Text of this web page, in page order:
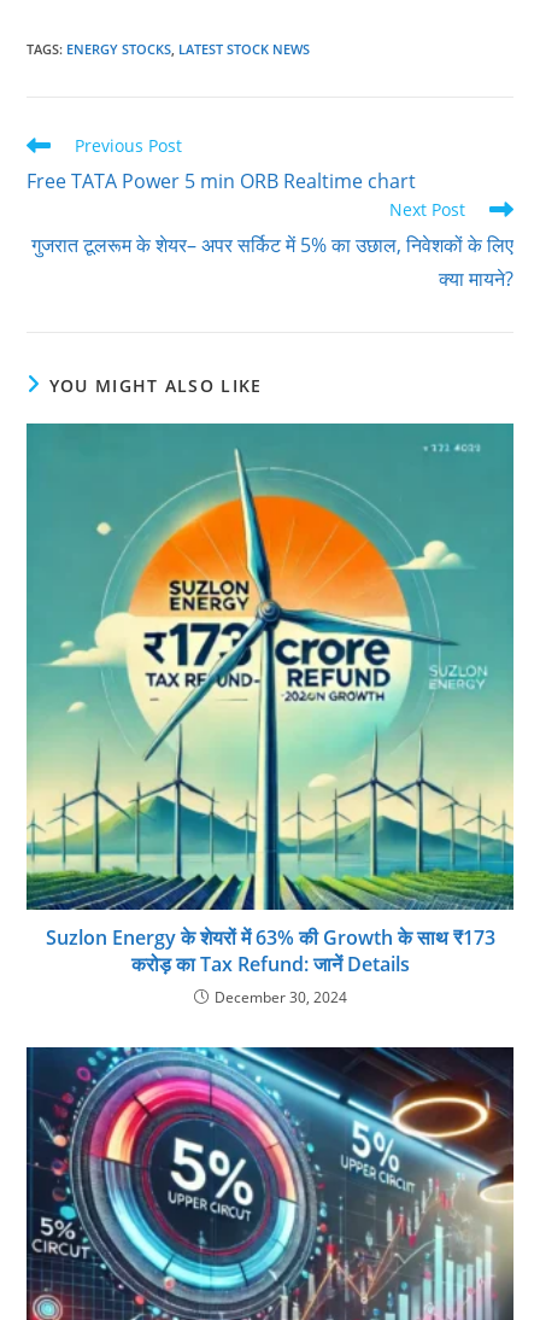
TAGS: ENERGY STOCKS, LATEST STOCK NEWS
Read
articles
Previous Post
Free TATA Power 5 min ORB Realtime chart
Next Post
गुजरात टूलरूम के शेयर– अपर सर्किट में 5% का उछाल, निवेशकों के लिए
क्या मायने?
YOU MIGHT ALSO LIKE
Suzlon Energy के शेयरों में 63% की Growth के साथ ₹173
करोड़ का Tax Refund: जानें Details
December 30, 2024